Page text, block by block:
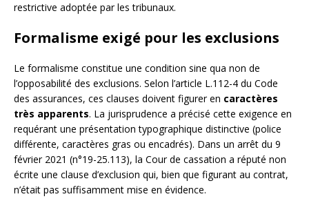
restrictive adoptée par les tribunaux.
Formalisme exigé pour les exclusions
Le formalisme constitue une condition sine qua non de
l’opposabilité des exclusions. Selon l’article L.112-4 du Code
des assurances, ces clauses doivent figurer en caractères
très apparents. La jurisprudence a précisé cette exigence en
requérant une présentation typographique distinctive (police
différente, caractères gras ou encadrés). Dans un arrêt du 9
février 2021 (n°19-25.113), la Cour de cassation a réputé non
écrite une clause d’exclusion qui, bien que figurant au contrat,
n’était pas suffisamment mise en évidence.